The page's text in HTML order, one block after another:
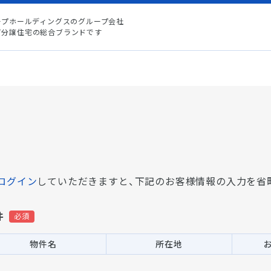
プホールディングスのグループ会社
譲住宅の総合ブランドです
グイン していただきますと、 下記のお客様情報の入力を省
物件名 所在地